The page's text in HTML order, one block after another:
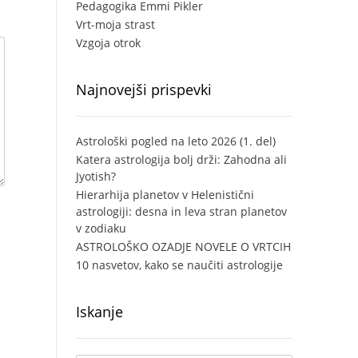
Pedagogika Emmi Pikler
Vrt-moja strast
Vzgoja otrok
Najnovejši prispevki
Astrološki pogled na leto 2026 (1. del)
Katera astrologija bolj drži: Zahodna ali
Jyotish?
Hierarhija planetov v Helenistični
astrologiji: desna in leva stran planetov
v zodiaku
ASTROLOŠKO OZADJE NOVELE O VRTCIH
10 nasvetov, kako se naučiti astrologije
Iskanje